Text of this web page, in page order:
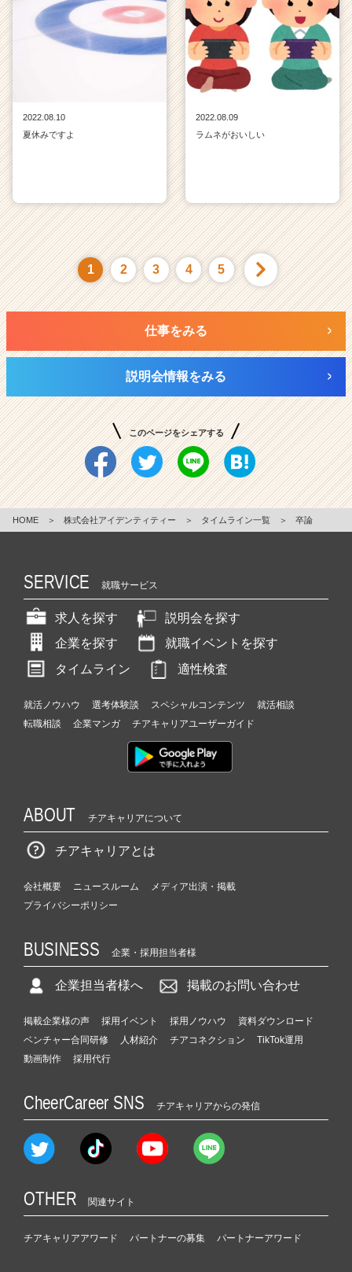
2022.08.10
夏休みですよ
2022.08.09
ラムネがおいしい
1 2 3 4 5
仕事をみる
説明会情報をみる
このページをシェアする
HOME ＞ 株式会社アイデンティティー ＞ タイムライン一覧 ＞ 卒論
SERVICE 就職サービス
求人を探す
説明会を探す
企業を探す
就職イベントを探す
タイムライン
適性検査
就活ノウハウ 選考体験談 スペシャルコンテンツ
就活相談
転職相談
企業マンガ チアキャリアユーザーガイド
ABOUT チアキャリアについて
チアキャリアとは
会社概要 ニュースルーム
メディア出演・掲載
プライバシーポリシー
BUSINESS 企業・採用担当者様
企業担当者様へ 掲載のお問い合わせ
掲載企業様の声 採用イベント 採用ノウハウ
資料ダウンロード
ベンチャー合同研修
人材紹介 チアコネクション
TikTok運用
動画制作
採用代行
CheerCareer SNS チアキャリアからの発信
OTHER 関連サイト
チアキャリアアワード パートナーの募集 パートナーアワード